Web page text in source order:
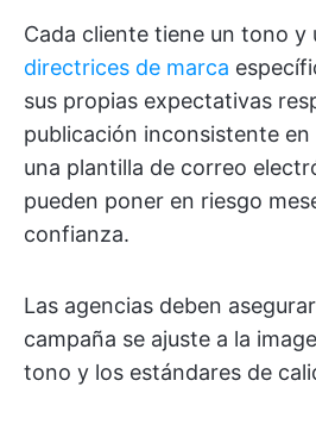
Cada cliente tiene un tono y
directrices de marca
sus propias expectativas
publicación inconsistente en
una plantilla de correo
pueden poner en riesgo
confianza.
Las agencias deben
campaña se ajuste a la
tono y los estándares de